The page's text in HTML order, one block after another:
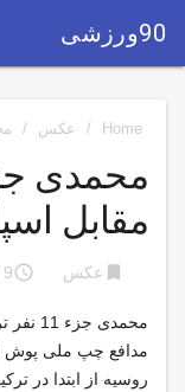
90ورزشی
Home
/ عکس /
مقابل
bookmark عکس access_time
9 years ago
محمدی جزء 11 نفر ترک مقابل اسپارتاک(عکس)
مدافع چپ ملی پوش
روسیه از ابتدا در